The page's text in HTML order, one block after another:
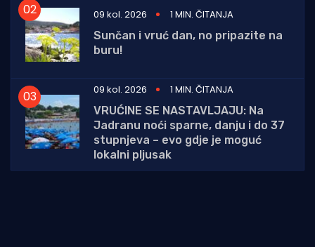
09 kol. 2026
1 MIN. ČITANJA
Sunčan i vruć dan, no pripazite na
buru!
09 kol. 2026
1 MIN. ČITANJA
VRUĆINE SE NASTAVLJAJU: Na
Jadranu noći sparne, danju i do 37
stupnjeva – evo gdje je moguć
lokalni pljusak